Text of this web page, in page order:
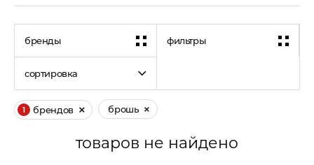
бренды фильтры
сортировка
1 брендов брошь
товаров не найдено